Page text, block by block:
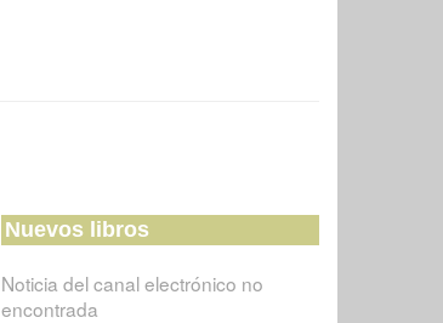
Nuevos libros
Noticia del canal electrónico no
encontrada